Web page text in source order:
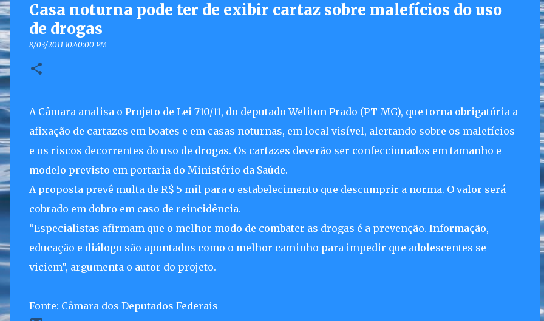
Casa noturna pode ter de exibir cartaz sobre malefícios do uso
de drogas
8/03/2011 10:40:00 PM
A Câmara analisa o Projeto de Lei 710/11, do deputado Weliton Prado (PT-MG), que torna obrigatória a
afixação de cartazes em boates e em casas noturnas, em local visível, alertando sobre os malefícios
e os riscos decorrentes do uso de drogas. Os cartazes deverão ser confeccionados em tamanho e
modelo previsto em portaria do Ministério da Saúde.
A proposta prevê multa de R$ 5 mil para o estabelecimento que descumprir a norma. O valor será
cobrado em dobro em caso de reincidência.
“Especialistas afirmam que o melhor modo de combater as drogas é a prevenção. Informação,
educação e diálogo são apontados como o melhor caminho para impedir que adolescentes se
viciem”, argumenta o autor do projeto.
Fonte: Câmara dos Deputados Federais